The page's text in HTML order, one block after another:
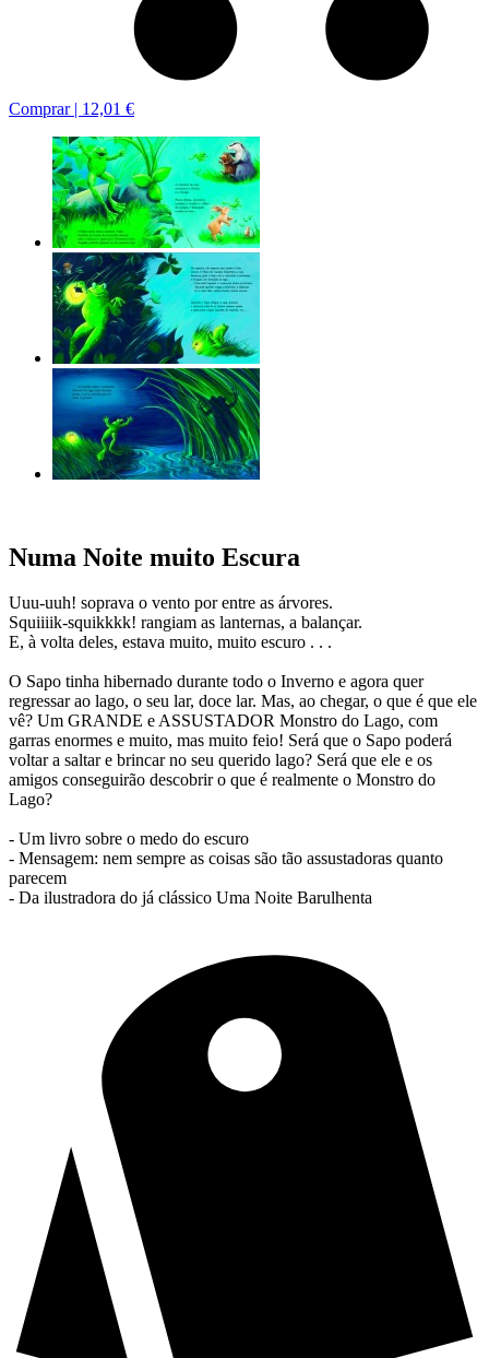
Comprar | 12,01 €
Numa Noite muito Escura
Uuu-uuh! soprava o vento por entre as árvores.
Squiiiik-squikkkk! rangiam as lanternas, a balançar.
E, à volta deles, estava muito, muito escuro . . .
O Sapo tinha hibernado durante todo o Inverno e agora quer
regressar ao lago, o seu lar, doce lar. Mas, ao chegar, o que é que ele
vê? Um GRANDE e ASSUSTADOR Monstro do Lago, com
garras enormes e muito, mas muito feio! Será que o Sapo poderá
voltar a saltar e brincar no seu querido lago? Será que ele e os
amigos conseguirão descobrir o que é realmente o Monstro do
Lago?
- Um livro sobre o medo do escuro
- Mensagem: nem sempre as coisas são tão assustadoras quanto
parecem
- Da ilustradora do já clássico Uma Noite Barulhenta